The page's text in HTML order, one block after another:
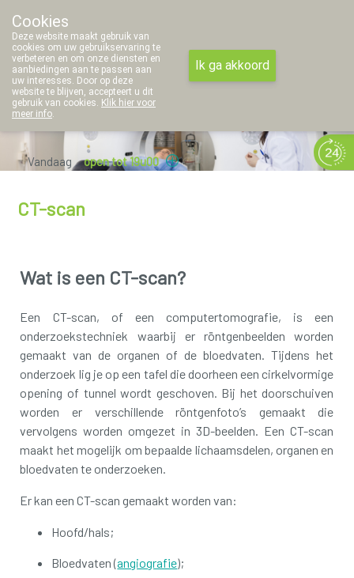
011/42 97 45
Vandaag open tot 19u00
CT-scan
Wat is een CT-scan?
Een CT-scan, of een computertomografie, is een
onderzoekstechniek waarbij er röntgenbeelden worden
gemaakt van de organen of de bloedvaten. Tijdens het
onderzoek lig je op een tafel die doorheen een cirkelvormige
opening of tunnel wordt geschoven. Bij het doorschuiven
worden er verschillende röntgenfoto’s gemaakt die
vervolgens worden omgezet in 3D-beelden. Een CT-scan
maakt het mogelijk om bepaalde lichaamsdelen, organen en
bloedvaten te onderzoeken.
Er kan een CT-scan gemaakt worden van:
Hoofd/hals;
Bloedvaten (angiografie);
Cookies
Deze website maakt gebruik van
cookies om uw gebruikservaring te
verbeteren en om onze diensten en
aanbiedingen aan te passen aan
uw interesses. Door op deze
website te blijven, accepteert u dit
gebruik van cookies. Klik hier voor
meer info.
Ik ga akkoord